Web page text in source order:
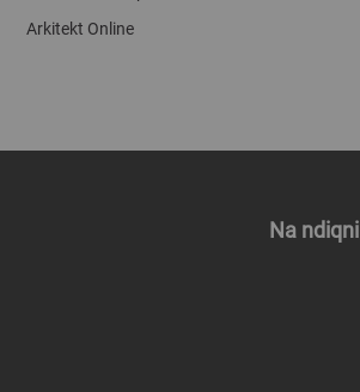
Arkitekt Online
Na ndiqni